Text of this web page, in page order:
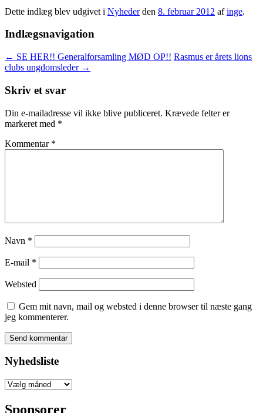
Dette indlæg blev udgivet i Nyhederden 8. februar 2012 afinge.
Indlægsnavigation
← SE HER!! Generalforsamling MØD OP!! Rasmus er årets lions
clubs ungdomsleder →
Skriv et svar
Din e-mailadresse vil ikke blive publiceret. Krævede felter er
markeret med *
Kommentar *
Navn *
E-mail *
Websted
Gem mit navn, mail og websted i denne browser til næste gang
jeg kommenterer.
Nyhedsliste
Nyhedsliste
Sponsorer